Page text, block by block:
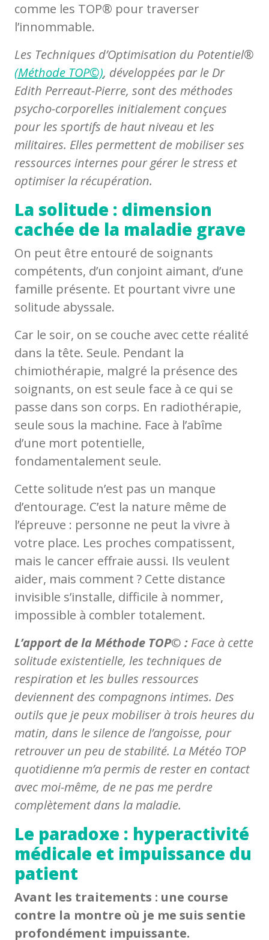
comme les TOP® pour traverser
l’innommable.
Les Techniques d’Optimisation du Potentiel®
(Méthode TOP©), développées par le Dr
Edith Perreaut-Pierre, sont des méthodes
psycho-corporelles initialement conçues
pour les sportifs de haut niveau et les
militaires. Elles permettent de mobiliser ses
ressources internes pour gérer le stress et
optimiser la récupération.
La solitude : dimension
cachée de la maladie grave
On peut être entouré de soignants
compétents, d’un conjoint aimant, d’une
famille présente. Et pourtant vivre une
solitude abyssale.
Car le soir, on se couche avec cette réalité
dans la tête. Seule. Pendant la
chimiothérapie, malgré la présence des
soignants, on est seule face à ce qui se
passe dans son corps. En radiothérapie,
seule sous la machine. Face à l’abîme
d’une mort potentielle,
fondamentalement seule.
Cette solitude n’est pas un manque
d’entourage. C’est la nature même de
l’épreuve : personne ne peut la vivre à
votre place. Les proches compatissent,
mais le cancer effraie aussi. Ils veulent
aider, mais comment ? Cette distance
invisible s’installe, difficile à nommer,
impossible à combler totalement.
L’apport de la Méthode TOP© : Face à cette
solitude existentielle, les techniques de
respiration et les bulles ressources
deviennent des compagnons intimes. Des
outils que je peux mobiliser à trois heures du
matin, dans le silence de l’angoisse, pour
retrouver un peu de stabilité. La Météo TOP
quotidienne m’a permis de rester en contact
avec moi-même, de ne pas me perdre
complètement dans la maladie.
Le paradoxe : hyperactivité
médicale et impuissance du
patient
Avant les traitements : une course
contre la montre où je me suis sentie
profondément impuissante.